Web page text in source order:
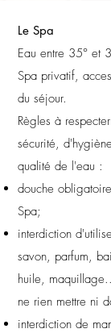
Le Spa
Eau entre 35° et
Spa privatif,
du séjour.
Règles à
sécurité,
qualité de l'eau :
douche
Spa;
interdiction
savon, parfum,
huile,
ne rien mettre ni
interdiction de